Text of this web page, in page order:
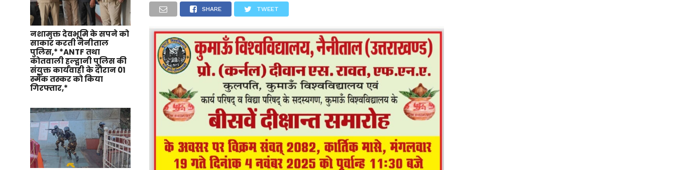
नशामुक्त देवभूमि के सपने को
साकार करती नैनीताल
पुलिस,* *ANTF तथा
कोतवाली हल्द्वानी पुलिस की
संयुक्त कार्यवाही के दौरान 01
स्मैक तस्कर को किया
गिरफ्तार,*
SHARE TWEET